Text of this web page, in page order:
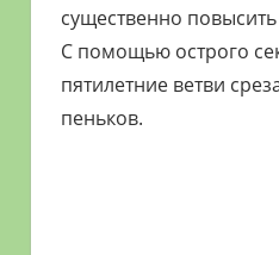
существенно
С помощью острого
пятилетние ветви
пеньков.